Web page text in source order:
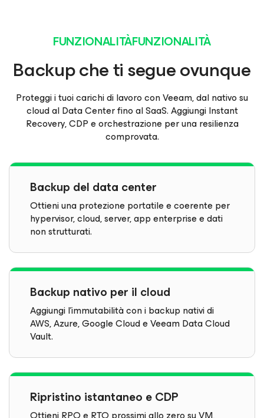
FUNZIONALITÀFUNZIONALITÀ
Backup che ti segue ovunque
Proteggi i tuoi carichi di lavoro con Veeam, dal nativo su
cloud al Data Center fino al SaaS. Aggiungi Instant
Recovery, CDP e orchestrazione per una resilienza
comprovata.
Backup del data center
Ottieni una protezione portatile e coerente per
hypervisor, cloud, server, app enterprise e dati
non strutturati.
Backup nativo per il cloud
Aggiungi l'immutabilità con i backup nativi di
AWS, Azure, Google Cloud e Veeam Data Cloud
Vault.
Ripristino istantaneo e CDP